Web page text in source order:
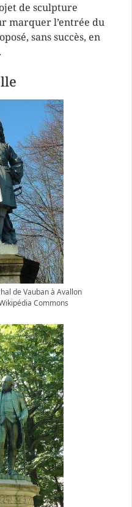
de sculpture
marquer l’entrée du
sans succès, en
de Vauban à Avallon
Commons